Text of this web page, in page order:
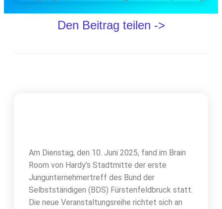
Den Beitrag teilen ->
Am Dienstag, den 10. Juni 2025, fand im Brain
Room von Hardy’s Stadtmitte der erste
Jungunternehmertreff des Bund der
Selbstständigen (BDS) Fürstenfeldbruck statt.
Die neue Veranstaltungsreihe richtet sich an